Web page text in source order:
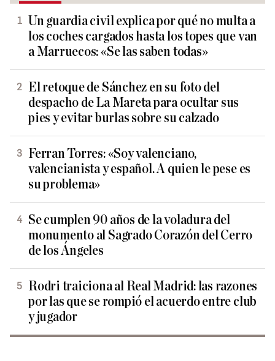
Un guardia civil explica por qué no multa a
los coches cargados hasta los topes que van
a Marruecos: «Se las saben todas»
El retoque de Sánchez en su foto del
despacho de La Mareta para ocultar sus
pies y evitar burlas sobre su calzado
Ferran Torres: «Soy valenciano,
valencianista y español. A quien le pese es
su problema»
Se cumplen 90 años de la voladura del
monumento al Sagrado Corazón del Cerro
de los Ángeles
Rodri traiciona al Real Madrid: las razones
por las que se rompió el acuerdo entre club
y jugador